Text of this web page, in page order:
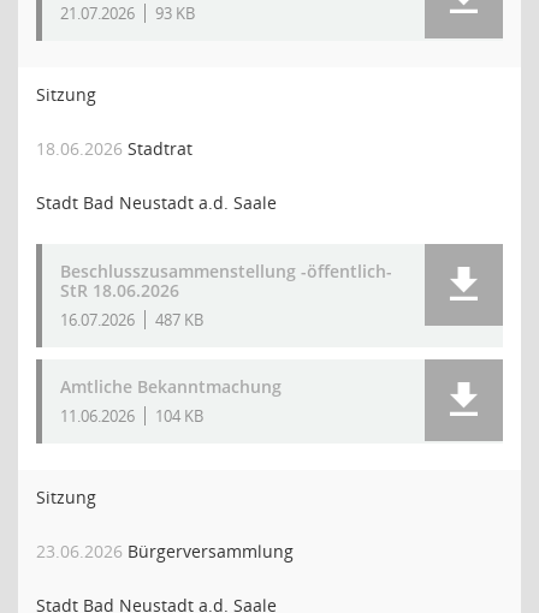
21.07.2026 93 KB
Sitzung
18.06.2026 Stadtrat
Stadt Bad Neustadt a.d. Saale
Beschlusszusammenstellung -öffentlich-
StR 18.06.2026
16.07.2026 487 KB
Amtliche Bekanntmachung
11.06.2026 104 KB
Sitzung
23.06.2026 Bürgerversammlung
Stadt Bad Neustadt a.d. Saale